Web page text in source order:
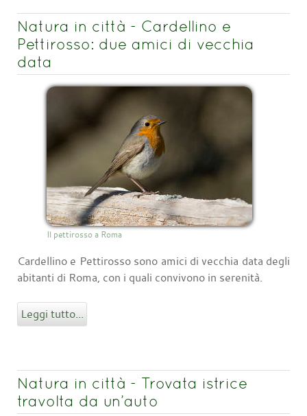
Natura in città - Cardellino e
Pettirosso: due amici di vecchia
data
Il pettirosso a Roma
Cardellino e Pettirosso sono amici di vecchia data degli
abitanti di Roma, con i quali convivono in serenità.
Leggi tutto...
Natura in città - Trovata istrice
travolta da un’auto